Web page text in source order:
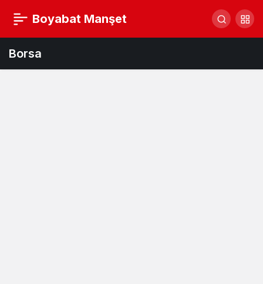
Boyabat Manşet
Borsa